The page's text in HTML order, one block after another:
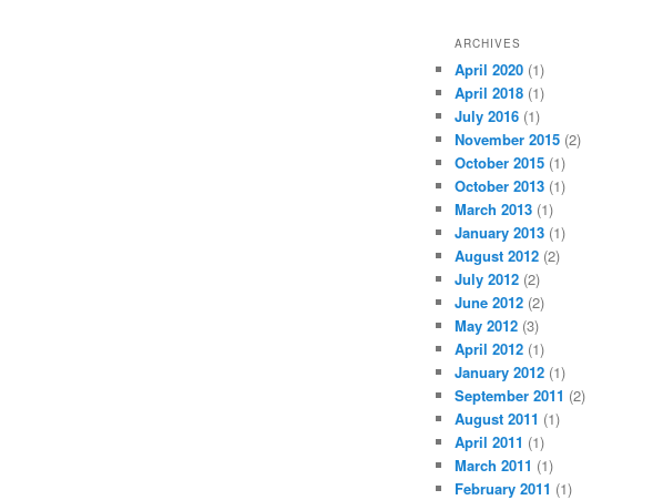
ARCHIVES
April 2020 (1)
April 2018 (1)
July 2016 (1)
November 2015 (2)
October 2015 (1)
October 2013 (1)
March 2013 (1)
January 2013 (1)
August 2012 (2)
July 2012 (2)
June 2012 (2)
May 2012 (3)
April 2012 (1)
January 2012 (1)
September 2011 (2)
August 2011 (1)
April 2011 (1)
March 2011 (1)
February 2011 (1)